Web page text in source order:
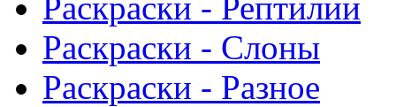
Раскраски - Слоны
Раскраски - Разное